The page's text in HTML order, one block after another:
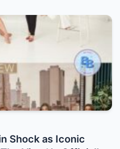
Shock as Iconic